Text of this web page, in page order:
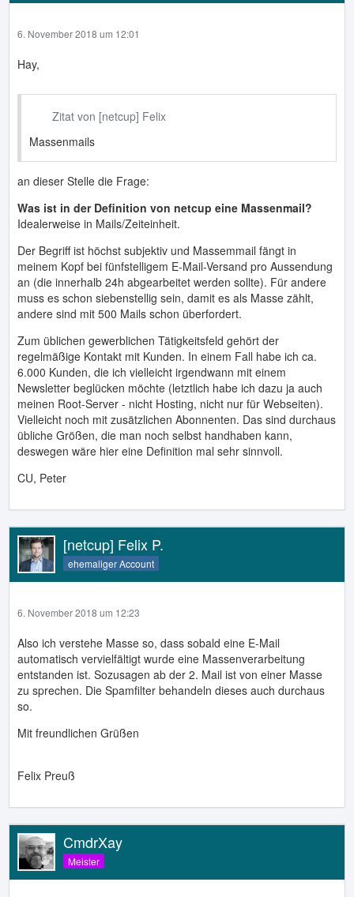
6. November 2018 um 12:01
Hay,
Zitat von [netcup] Felix
Massenmails
an dieser Stelle die Frage:
Was ist in der Definition von netcup eine Massenmail?
Idealerweise in Mails/Zeiteinheit.
Der Begriff ist höchst subjektiv und Massemmail fängt in
meinem Kopf bei fünfstelligem E-Mail-Versand pro Aussendung
an (die innerhalb 24h abgearbeitet werden sollte). Für andere
muss es schon siebenstellig sein, damit es als Masse zählt,
andere sind mit 500 Mails schon überfordert.
Zum üblichen gewerblichen Tätigkeitsfeld gehört der
regelmäßige Kontakt mit Kunden. In einem Fall habe ich ca.
6.000 Kunden, die ich vielleicht irgendwann mit einem
Newsletter beglücken möchte (letztlich habe ich dazu ja auch
meinen Root-Server - nicht Hosting, nicht nur für Webseiten).
Vielleicht noch mit zusätzlichen Abonnenten. Das sind durchaus
übliche Größen, die man noch selbst handhaben kann,
deswegen wäre hier eine Definition mal sehr sinnvoll.
CU, Peter
[netcup] Felix P.
ehemaliger Account
6. November 2018 um 12:23
Also ich verstehe Masse so, dass sobald eine E-Mail
automatisch vervielfältigt wurde eine Massenverarbeitung
entstanden ist. Sozusagen ab der 2. Mail ist von einer Masse
zu sprechen. Die Spamfilter behandeln dieses auch durchaus
so.
Mit freundlichen Grüßen
Felix Preuß
CmdrXay
Meister